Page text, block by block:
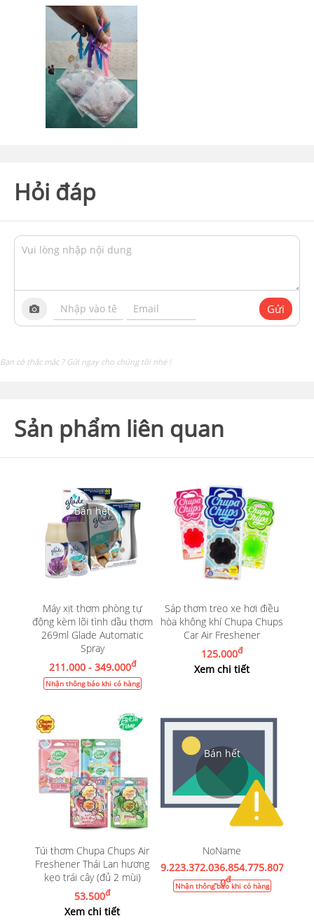
Hỏi đáp
Gửi
Bạn có thắc mắc ? Gửi ngay cho chúng tôi nhé !
Sản phẩm liên quan
Máy xịt thơm phòng tự
động kèm lõi tình dầu thơm
269ml Glade Automatic
Spray
211.000 - 349.000đ
Nhận thông báo khi có hàng
Sáp thơm treo xe hơi điều
hòa không khí Chupa Chups
Car Air Freshener
125.000đ
Xem chi tiết
Túi thơm Chupa Chups Air
Freshener Thái Lan hương
kẹo trái cây (đủ 2 mùi)
53.500đ
Xem chi tiết
NoName
9.223.372.036.854.775.807
- 0đ
Nhận thông báo khi có hàng